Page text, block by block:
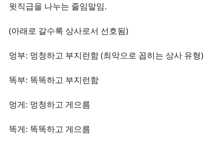
윗직급을 나누는 줄임말임.
(아래로 갈수록 상사로서 선호됨)
멍부: 멍청하고 부지런함 (최악으로 꼽히는 상사 유형)
똑부: 똑똑하고 부지런함
멍게: 멍청하고 게으름
똑게: 똑똑하고 게으름